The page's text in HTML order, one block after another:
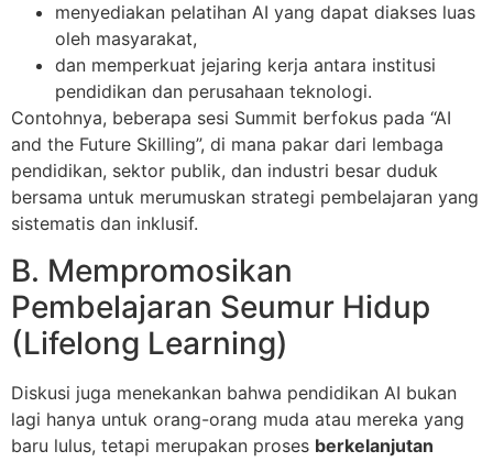
menyediakan pelatihan AI yang dapat diakses luas
oleh masyarakat,
dan memperkuat jejaring kerja antara institusi
pendidikan dan perusahaan teknologi.
Contohnya, beberapa sesi Summit berfokus pada “AI
and the Future Skilling”, di mana pakar dari lembaga
pendidikan, sektor publik, dan industri besar duduk
bersama untuk merumuskan strategi pembelajaran yang
sistematis dan inklusif.
B. Mempromosikan
Pembelajaran Seumur Hidup
(Lifelong Learning)
Diskusi juga menekankan bahwa pendidikan AI bukan
lagi hanya untuk orang-orang muda atau mereka yang
baru lulus, tetapi merupakan proses berkelanjutan